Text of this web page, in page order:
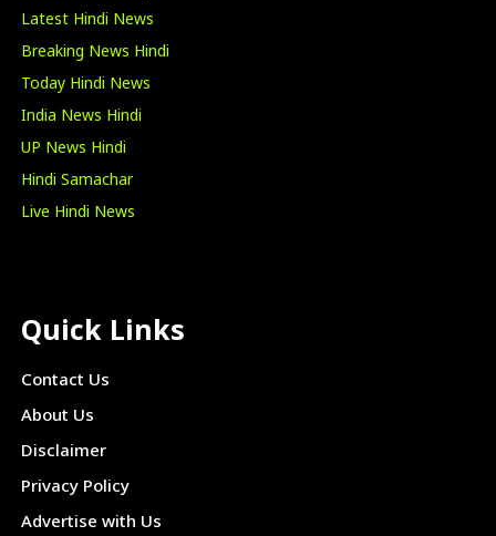
Latest Hindi News
Breaking News Hindi
Today Hindi News
India News Hindi
UP News Hindi
Hindi Samachar
Live Hindi News
Quick Links
Contact Us
About Us
Disclaimer
Privacy Policy
Advertise with Us